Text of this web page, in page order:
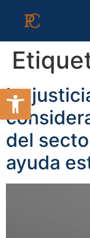
Abrir
La
del
ayuda